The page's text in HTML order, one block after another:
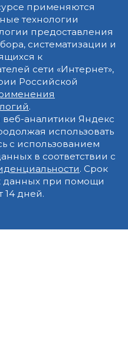
применяются
технологии
предоставления
систематизации и
к
сети «Интернет»,
Российской
.
веб-аналитики Яндекс
использовать
с использованием
в соответствии с
. Срок
данных при помощи
14 дней.